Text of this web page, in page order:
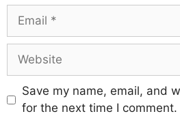
Save my name, email, and
for the next time I comment.